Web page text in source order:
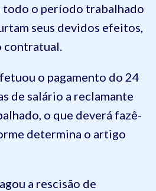
o período trabalhado
seus devidos efeitos,
o pagamento do 24
de salário a reclamante
o que deverá fazê-
determina o artigo
a rescisão de